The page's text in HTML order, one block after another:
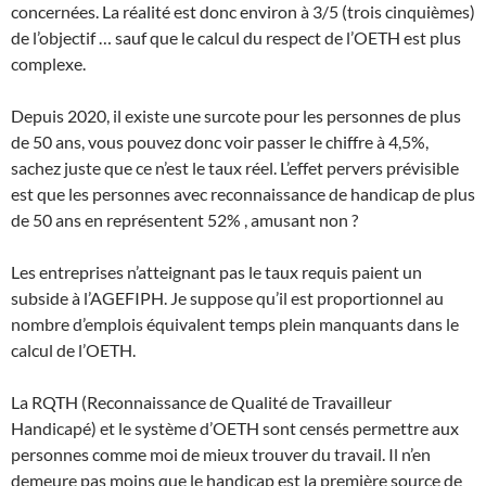
concernées. La réalité est donc environ à 3/5 (trois cinquièmes)
de l’objectif … sauf que le calcul du respect de l’OETH est plus
complexe.
Depuis 2020, il existe une surcote pour les personnes de plus
de 50 ans, vous pouvez donc voir passer le chiffre à 4,5%,
sachez juste que ce n’est le taux réel. L’effet pervers prévisible
est que les personnes avec reconnaissance de handicap de plus
de 50 ans en représentent 52% , amusant non ?
Les entreprises n’atteignant pas le taux requis paient un
subside à l’AGEFIPH. Je suppose qu’il est proportionnel au
nombre d’emplois équivalent temps plein manquants dans le
calcul de l’OETH.
La RQTH (Reconnaissance de Qualité de Travailleur
Handicapé) et le système d’OETH sont censés permettre aux
personnes comme moi de mieux trouver du travail. Il n’en
demeure pas moins que le handicap est la première source de